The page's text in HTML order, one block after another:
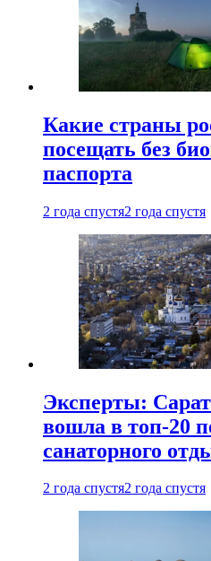
Какие страны
посещать без
паспорта
2 года спустя2 года спустя
Эксперты:
вошла в топ-20
санаторного
2 года спустя2 года спустя